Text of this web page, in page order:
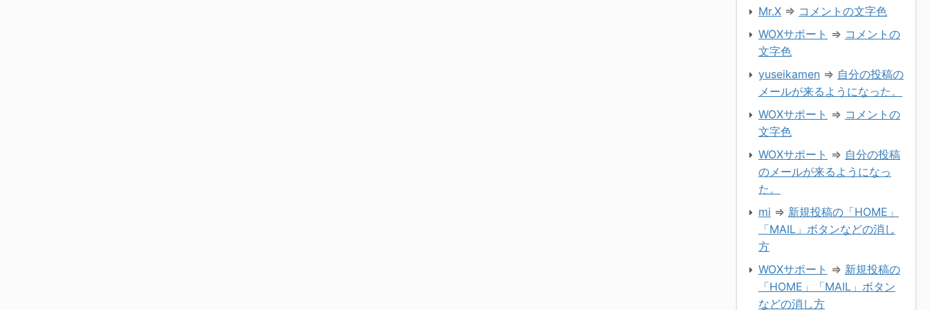
Mr.X ⇒ コメントの文字色
WOXサポート ⇒ コメントの
文字色
yuseikamen ⇒ 自分の投稿の
メールが来るようになった。
WOXサポート ⇒ コメントの
文字色
WOXサポート ⇒ 自分の投稿
のメールが来るようになっ
た。
mi ⇒ 新規投稿の「HOME」
「MAIL」ボタンなどの消し
方
WOXサポート ⇒ 新規投稿の
「HOME」「MAIL」ボタン
などの消し方